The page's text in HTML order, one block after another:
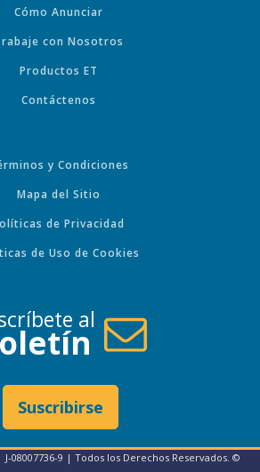
Cómo Anunciar
con Nosotros
Productos ET
Contáctenos
y Condiciones
Mapa del Sitio
de Privacidad
de Uso de Cookies
al
Suscribirse
08007736-9 | Todos los Derechos Reservados. ©